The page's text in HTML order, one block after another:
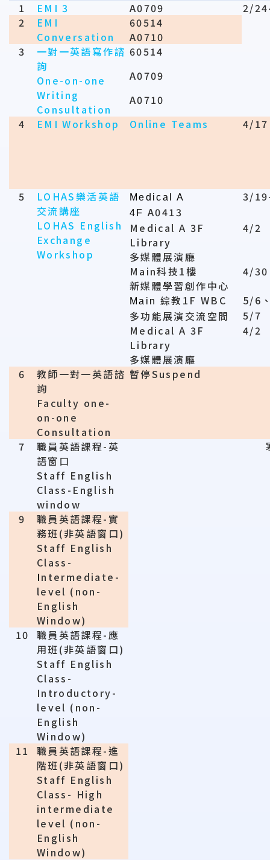
1
EMI 3 A0709
2/
2
EMI
Conversation
60514
A0710
3
一對一英語寫作諮
詢
One-on-one
Writing
Consultation
60514
A0709
A0710
4
EMI Workshop Online Teams 4/17
5 LOHAS樂活英語
交流講座
LOHAS English
Exchange
Workshop
Medical A
4FA0413
3/
Medical A 3F
Library
多媒體展演廳
4/2
Main科技1樓
新媒體學習創作中心
4/30
Main 綜教 1F WBC
多功能展演交流空間
5/6
5/7
Medical A 3F
Library
多媒體展演廳
4/2
6
教師一對一英語諮
詢
Faculty one-
on-one
Consultation
暫停Suspend
7 職員英語課程-英
語窗口
Staff English
Class-English
window
9 職員英語課程-實
務班(非英語窗口)
Staff English
Class-
Intermediate-
level (non-
English
Window)
10
職員英語課程-應
用班(非英語窗口)
Staff English
Class-
Introductory-
level (non-
English
Window)
11
職員英語課程-進
階班(非英語窗口)
Staff English
Class- High
intermediate
level (non-
English
Window)